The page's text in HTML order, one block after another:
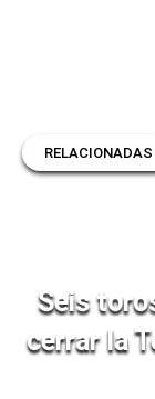
RELACIONADAS
Seis
cerrar la